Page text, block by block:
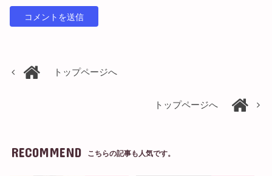
トップページへ
トップページへ
RECOMMEND こちらの記事も人気です。